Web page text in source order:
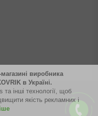
виробника
в Україні.
інші технології, щоб
якість рекламних і